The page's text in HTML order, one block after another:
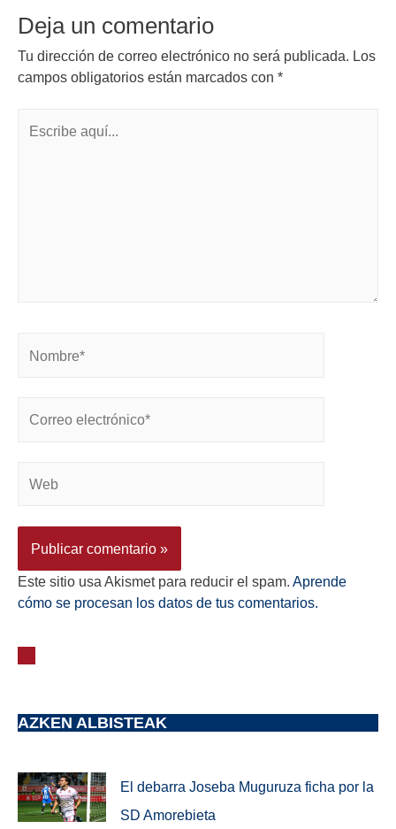
Deja un comentario
Tu dirección de correo electrónico no será publicada. Los
campos obligatorios están marcados con *
Este sitio usa Akismet para reducir el spam. Aprende
cómo se procesan los datos de tus comentarios.
AZKEN ALBISTEAK
El debarra Joseba Muguruza ficha por la
SD Amorebieta